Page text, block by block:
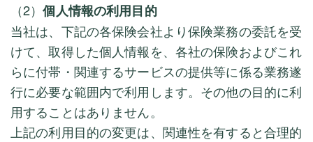
（2）個人情報の利用目的
当社は、下記の各保険会社より保険業務の委託を受
けて、取得した個人情報を、各社の保険およびこれ
らに付帯・関連するサービスの提供等に係る業務遂
行に必要な範囲内で利用します。その他の目的に利
用することはありません。
上記の利用目的の変更は、関連性を有すると合理的